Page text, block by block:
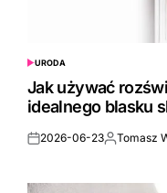
POSTED
IN
URODA
Jak używać
idealnego blasku
Posted
2026-06-23Posted
Tomasz